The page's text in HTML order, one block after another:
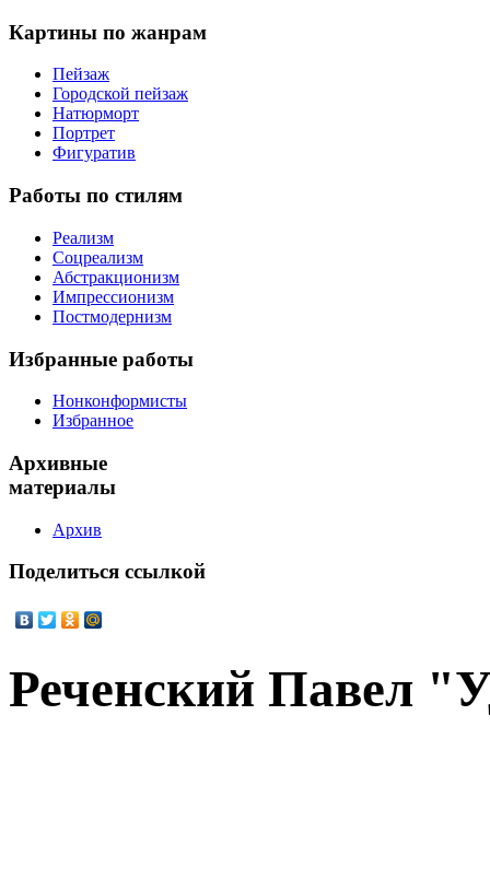
Картины по жанрам
Пейзаж
Городской пейзаж
Натюрморт
Портрет
Фигуратив
Работы по стилям
Реализм
Соцреализм
Абстракционизм
Импрессионизм
Постмодернизм
Избранные работы
Нонконформисты
Избранное
Архивные
материалы
Архив
Поделиться ссылкой
Реченский Павел